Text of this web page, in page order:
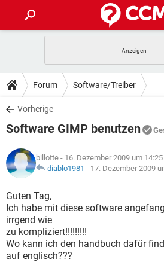
ANDROID IOS
WINDOWS 10
WHATSAPP
FACEBOOK
TIPPS & TRICKS
SPIELE
WHATSAPP TIKTOK
FACEBOOK
DOWNLOADS
SPIELE
ANDROID
WINDOWS 10
WHATSAPP
FACEBOOK
SPIELE
ANDROID
WINDOWS 10
WHATSAPP
FACEBOOK
LEXIKON
SPIELE
ANDROID IOS
WINDOWS 10
WHATSAPP
Forum Software/Treiber
Vorherige
Software GIMP benutzen
billotte - 16. Dezember 2009 um 14:25
diablo1981 - 17. Dezember 2009
Guten Tag,
Ich habe mit diese software
irrgend wie
zu kompliziert!!!!!!!!!
Wo kann ich den handbuch dafür
auf englisch???